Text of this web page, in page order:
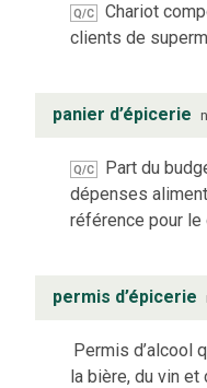
Q/C
Chariot
clients de
panier d’épicerie
Q/C
Part du
dépenses
référence pour le
permis d’épicerie
Permis d’alcool
la bière, du vin